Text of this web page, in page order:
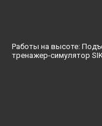
Работы на высоте:
тренажер-симулятор